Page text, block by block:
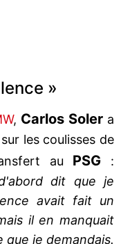
»
, Carlos Solera
les coulisses de
au PSG :
dit que je
avait fait un
il en manquait
je demandais.